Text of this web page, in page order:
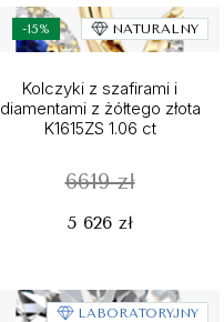
-15% NATURALNY
Kolczyki z szafirami i
diamentami z żółtego złota
K1615ZS 1.06 ct
6619 zł
5 626 zł
LABORATORYJNY